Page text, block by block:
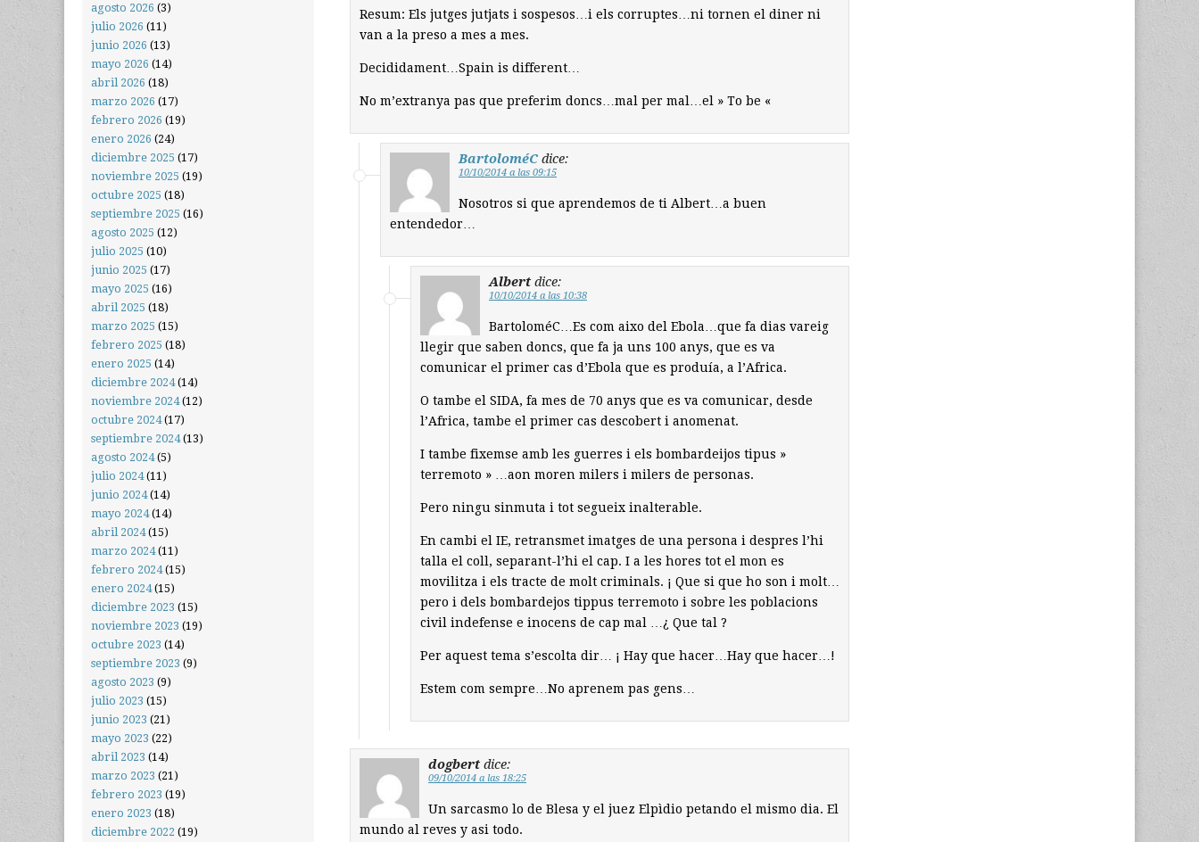
Resum: Els jutges jutjats i sospesos…i els corruptes…ni tornen el diner ni
van a la preso a mes a mes.
Decididament…Spain is different…
No m’extranya pas que preferim doncs…mal per mal…el » To be «
BartoloméC dice:
10/10/2014 a las 09:15
Nosotros si que aprendemos de ti Albert…a buen
entendedor…
Albert dice:
10/10/2014 a las 10:38
BartoloméC…Es com aixo del Ebola…que fa dias vareig
llegir que saben doncs, que fa ja uns 100 anys, que es va
comunicar el primer cas d’Ebola que es produía, a l’Africa.
O tambe el SIDA, fa mes de 70 anys que es va comunicar, desde
l’Africa, tambe el primer cas descobert i anomenat.
I tambe fixemse amb les guerres i els bombardeijos tipus »
terremoto » …aon moren milers i milers de personas.
Pero ningu sinmuta i tot segueix inalterable.
En cambi el IE, retransmet imatges de una persona i despres l’hi
talla el coll, separant-l’hi el cap. I a les hores tot el mon es
movilitza i els tracte de molt criminals. ¡ Que si que ho son i molt…
pero i dels bombardejos tippus terremoto i sobre les poblacions
civil indefense e inocens de cap mal …¿ Que tal ?
Per aquest tema s’escolta dir… ¡ Hay que hacer…Hay que hacer…!
Estem com sempre…No aprenem pas gens…
dogbert dice:
09/10/2014 a las 18:25
Un sarcasmo lo de Blesa y el juez Elpìdio petando el mismo dia. El
mundo al reves y asi todo.
agosto 2026 (3)
julio 2026 (11)
junio 2026 (13)
mayo 2026 (14)
abril 2026 (18)
marzo 2026 (17)
febrero 2026 (19)
enero 2026 (24)
diciembre 2025 (17)
noviembre 2025 (19)
octubre 2025 (18)
septiembre 2025 (16)
agosto 2025 (12)
julio 2025 (10)
junio 2025 (17)
mayo 2025 (16)
abril 2025 (18)
marzo 2025 (15)
febrero 2025 (18)
enero 2025 (14)
diciembre 2024(14)
noviembre 2024(12)
octubre 2024(17)
septiembre 2024(13)
agosto 2024(5)
julio 2024(11)
junio 2024(14)
mayo 2024(14)
abril 2024(15)
marzo 2024(11)
febrero 2024(15)
enero 2024(15)
diciembre 2023 (15)
noviembre 2023 (19)
octubre 2023 (14)
septiembre 2023 (9)
agosto 2023 (9)
julio 2023 (15)
junio 2023 (21)
mayo 2023 (22)
abril 2023 (14)
marzo 2023 (21)
febrero 2023 (19)
enero 2023 (18)
diciembre 2022 (19)